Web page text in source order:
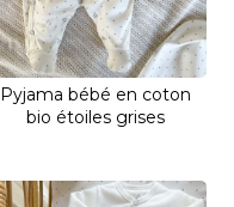
Pyjama bébé en coton
bio étoiles grises